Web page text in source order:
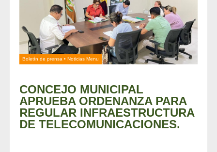
Boletín de prensa • Noticias Menu
CONCEJO MUNICIPAL
APRUEBA ORDENANZA PARA
REGULAR INFRAESTRUCTURA
DE TELECOMUNICACIONES.